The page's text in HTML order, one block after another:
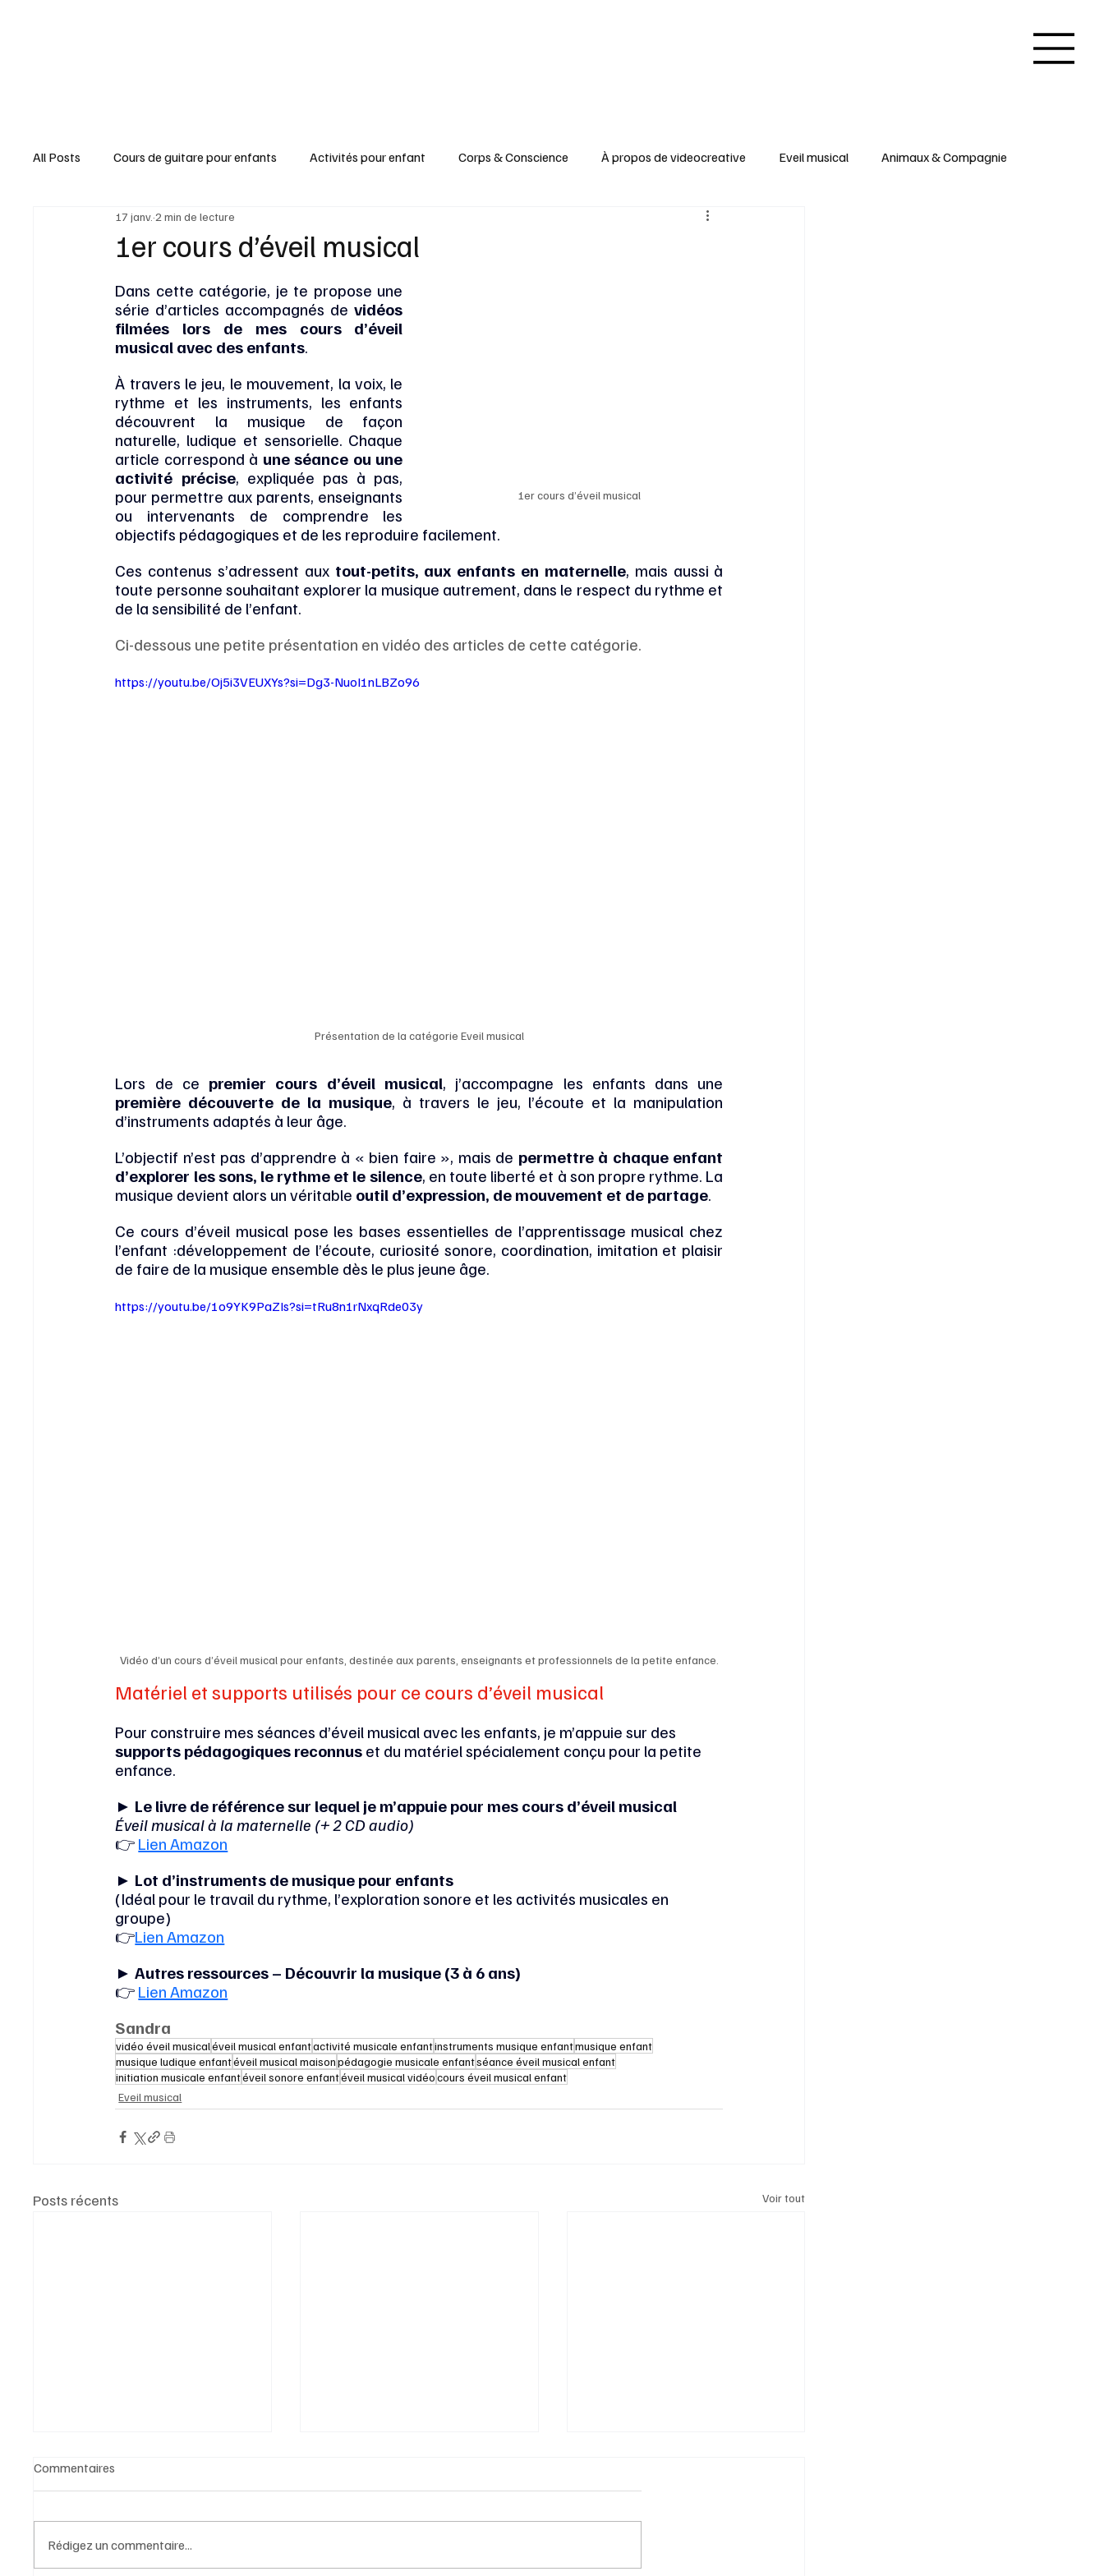
All Posts Cours de guitare pour enfants Activités pour enfant Corps & Conscience À propos de videocreative Eveil musical Animaux & Compagnie
Brico & Déco Trucs & Astuces Tableaux & Arts créatifs
Paroles & Chansons Fêtes & Gourmandises Apprendre & Découvrir
1er cours d’éveil musical
17 janv. 2 min de lecture
1er cours d’éveil musical
Dans cette catégorie, je te propose une
série d’articles accompagnés de vidéos
filmées lors de mes cours d’éveil
musical avec des enfants.
À travers le jeu, le mouvement, la voix, le
rythme et les instruments, les enfants
découvrent la musique de façon
naturelle, ludique et sensorielle. Chaque
article correspond à une séance ou une
activité précise, expliquée pas à pas,
pour permettre aux parents, enseignants
ou intervenants de comprendre les
objectifs pédagogiques et de les reproduire facilement.
Ces contenus s’adressent aux tout-petits, aux enfants en maternelle, mais aussi à
toute personne souhaitant explorer la musique autrement, dans le respect du rythme et
de la sensibilité de l’enfant.
Ci-dessous une petite présentation en vidéo des articles de cette catégorie.
https://youtu.be/Oj5i3VEUXYs?si=Dg3-NuoI1nLBZo96
Présentation de la catégorie Eveil musical
Lors de ce premier cours d’éveil musical
première découverte de la musique, à travers le jeu, l’écoute et la manipulation
d’instruments adaptés à leur âge.
L’objectif n’est pas d’apprendre à « bien faire », mais de permettre à chaque enfant
d’explorer les sons, le rythme et le silence, en toute liberté et à son propre rythme. La
musique devient alors un véritable outil d’expression, de mouvement et de partage.
Ce cours d’éveil musical pose les bases essentielles de l’apprentissage musical chez
l’enfant :développement de l’écoute, curiosité sonore, coordination, imitation et plaisir
de faire de la musique ensemble dès le plus jeune âge.
https://youtu.be/1o9YK9PaZIs?si=tRu8n1rNxqRde03y
Vidéo d’un cours d’éveil musical pour enfants, destinée aux parents, enseignants et professionnels de la petite enfance.
Matériel et supports utilisés pour ce cours d’éveil musical
Pour construire mes séances d’éveil musical avec les enfants, je m’appuie sur des
supports pédagogiques reconnus et du matériel spécialement conçu pour la petite
enfance.
► Le livre de référence sur lequel je m’appuie pour mes cours d’éveil musical
Éveil musical à la maternelle (+ 2 CD audio)
👉 Lien Amazon
► Lot d’instruments de musique pour enfants
(Idéal pour le travail du rythme, l’exploration sonore et les activités musicales en
groupe)
👉Lien Amazon
► Autres ressources – Découvrir la musique (3 à 6 ans)
👉 Lien Amazon
Sandra
vidéo éveil musicaléveil musical enfantactivité musicale enfantinstruments musique enfantmusique enfant
musique ludique enfantéveil musical maisonpédagogie musicale enfantséance éveil musical enfant
initiation musicale enfantéveil sonore enfantéveil musical vidéocours éveil musical enfant
Eveil musical
Posts récents Voir tout
Commentaires
Rédigez un commentaire...